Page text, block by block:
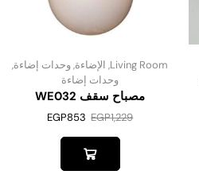
Living Room
, الإضاءة,وحدات إضاءة,
وحدات إضاءة
مصباح سقف WE032
EGP1,229
EGP853